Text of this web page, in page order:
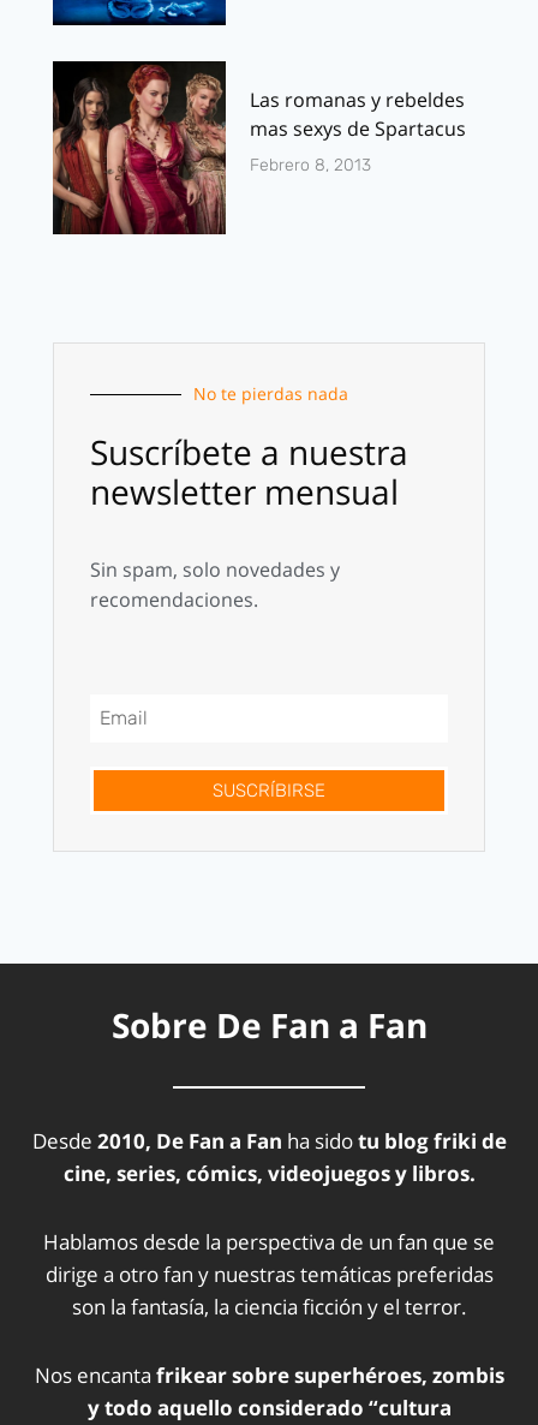
Las romanas y rebeldes
mas sexys de Spartacus
Febrero 8, 2013
No te pierdas nada
Suscríbete a nuestra
newsletter mensual
Sin spam, solo novedades y
recomendaciones.
SUSCRÍBIRSE
Sobre De Fan a Fan
Desde 2010, De Fan a Fan ha sidotu blog friki de
cine, series, cómics, videojuegos y libros.
Hablamos desde la perspectiva de un fan que se
dirige a otro fan y nuestras temáticas preferidas
son la fantasía, la ciencia ficción y el terror.
Nos encanta frikear sobre superhéroes, zombis
y todo aquello considerado “cultura